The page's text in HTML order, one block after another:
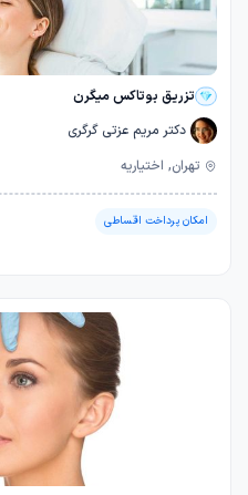
تزریق بوتاکس میگرن
دکتر مریم عزتی گرگری
تهران, اختیاریه
امکان پرداخت اقساطی